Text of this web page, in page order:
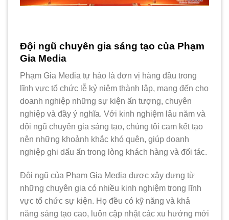
Đội ngũ chuyên gia sáng tạo của Phạm
Gia Media
Phạm Gia Media tự hào là đơn vị hàng đầu trong
lĩnh vực tổ chức lễ kỷ niệm thành lập, mang đến cho
doanh nghiệp những sự kiện ấn tượng, chuyên
nghiệp và đầy ý nghĩa. Với kinh nghiệm lâu năm và
đội ngũ chuyên gia sáng tạo, chúng tôi cam kết tạo
nên những khoảnh khắc khó quên, giúp doanh
nghiệp ghi dấu ấn trong lòng khách hàng và đối tác.
Đội ngũ của Phạm Gia Media được xây dựng từ
những chuyên gia có nhiều kinh nghiệm trong lĩnh
vực tổ chức sự kiện. Họ đều có kỹ năng và khả
năng sáng tạo cao, luôn cập nhật các xu hướng mới